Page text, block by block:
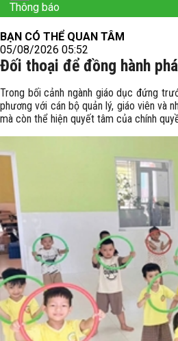
Thông báo
BẠN CÓ THỂ QUAN TÂM
05/08/2026 05:52
Đối thoại để đồng hành
Trong bối cảnh ngành giáo dục đứng
phương với cán bộ quản lý, giáo viên và
mà còn thể hiện quyết tâm của chính